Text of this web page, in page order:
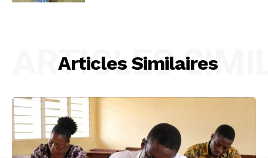
Articles Similaires
ARTICLES